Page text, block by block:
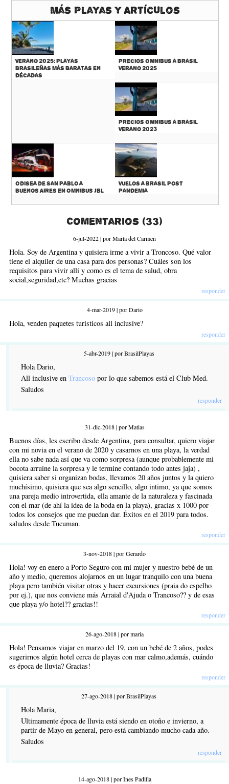
Más Playas y Artículos
Verano 2025: Playas
Brasileñas más baratas en
décadas
Precios Omnibus a Brasil
Verano 2025
Precios Omnibus a Brasil
Verano 2023
Odisea de San Pablo a
Buenos Aires en Omnibus JBL
Vuelos a Brasil Post
Pandemia
Comentarios (33)
6-jul-2022 | por María del Carmen
Hola. Soy de Argentina y quisiera irme a vivir a Troncoso. Qué valor
tiene el alquiler de una casa para dos personas? Cuáles son los
requisitos para vivir allí y como es el tema de salud, obra
social,seguridad,etc? Muchas gracias
responder
4-mar-2019 | por Dario
Hola, venden paquetes turisticos all inclusive?
responder
5-abr-2019 | por BrasilPlayas
Hola Dario,
All inclusive en Trancosopor lo que sabemos está el Club Med.
Saludos
responder
31-dic-2018 | por Matias
Buenos días, les escribo desde Argentina, para consultar, quiero viajar
con mi novia en el verano de 2020 y casarnos en una playa, la verdad
ella no sabe nada así que va como sorpresa (aunque probablemente mi
bocota arruine la sorpresa y le termine contando todo antes jaja) ,
quisiera saber si organizan bodas, llevamos 20 años juntos y la quiero
muchísimo, quisiera que sea algo sencillo, algo intimo, ya que somos
una pareja medio introvertida, ella amante de la naturaleza y fascinada
con el mar (de ahí la idea de la boda en la playa), gracias x 1000 por
todos los consejos que me puedan dar. Éxitos en el 2019 para todos.
saludos desde Tucuman.
responder
3-nov-2018 | por Gerardo
Hola! voy en enero a Porto Seguro con mi mujer y nuestro bebé de un
año y medio, queremos alojarnos en un lugar tranquilo con una buena
playa pero también visitar otras y hacer excursiones (praia do espelho
por ej.), que nos conviene más Arraial d'Ajuda o Trancoso?? y de esas
que playa y/o hotel?? gracias!!
responder
26-ago-2018 | por maria
Hola! Pensamos viajar en marzo del 19, con un bebé de 2 años, podes
sugerirnos algún hotel cerca de playas con mar calmo,además, cuándo
es época de lluvia? Gracias!
responder
27-ago-2018 | por BrasilPlayas
Hola Maria,
Ultimamente época de lluvia está siendo en otoño e invierno, a
partir de Mayo en general, pero está cambiando mucho cada año.
Saludos
responder
14-ago-2018 | por Ines Padilla